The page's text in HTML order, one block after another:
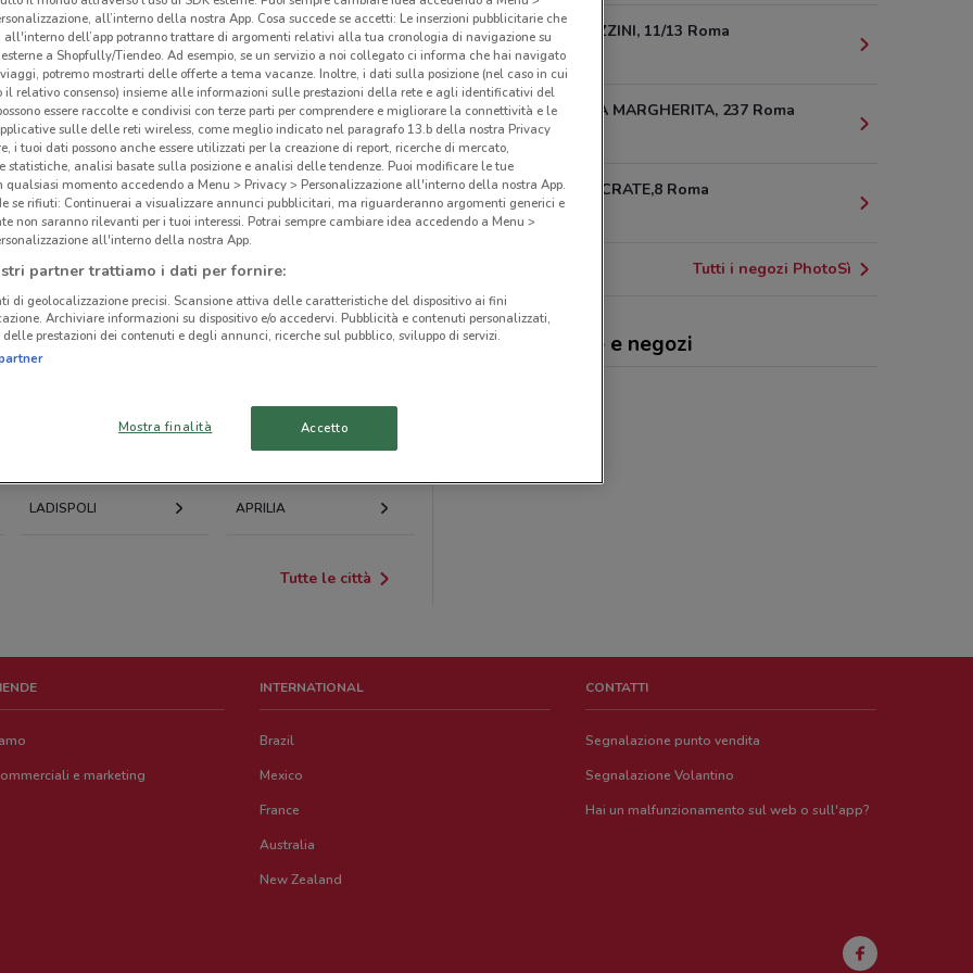
volantini nella tua zona. Riprova più tardi.
FIUMICINO MONTEROTONDO
VELLETRI
LADISPOLI APRILIA
Tutte le città
VIA MINGAZZINI, 11/13 Roma
571 m
V.LE REGINA MARGHERITA, 237 Roma
577 m
VIALE IPPOCRATE,8 Roma
631 m
Tutti i negozi PhotoSì
PhotoSì, offerte e negozi
e marketing
INTERNATIONAL
Brazil
Mexico
France
Australia
New Zealand
CONTATTI
Segnalazione punto vendita
Segnalazione Volantino
Hai un malfunzionamento sul web o sull'app?
all’interno della nostra App. Cosa succede se accetti: Le inserzioni pubblicitarie che
all'interno dell’app potranno trattare di argomenti relativi alla tua cronologia di navigazione su
a Shopfully/Tiendeo. Ad esempio, se un servizio a noi collegato ci informa che hai navigato
potremo mostrarti delle offerte a tema vacanze. Inoltre, i dati sulla posizione (nel caso in cui
il relativo consenso) insieme alle informazioni sulle prestazioni della rete e agli identificativi del
essere raccolte e condivisi con terze parti per comprendere e migliorare la connettività e le
sulle delle reti wireless, come meglio indicato nel paragrafo 13.b della nostra Privacy
i tuoi dati possono anche essere utilizzati per la creazione di report, ricerche di mercato,
statistiche, analisi basate sulla posizione e analisi delle tendenze. Puoi modificare le tue
qualsiasi momento accedendo a Menu > Privacy > Personalizzazione all'interno della nostra App.
se rifiuti: Continuerai a visualizzare annunci pubblicitari, ma riguarderanno argomenti generici e
non saranno rilevanti per i tuoi interessi. Potrai sempre cambiare idea accedendo a Menu >
all'interno della nostra App.
partner trattiamo i dati per fornire:
di geolocalizzazione precisi. Scansione attiva delle caratteristiche del dispositivo ai fini
Archiviare informazioni su dispositivo e/o accedervi. Pubblicità e contenuti personalizzati,
prestazioni dei contenuti e degli annunci, ricerche sul pubblico, sviluppo di servizi.
Mostra finalità Accetto